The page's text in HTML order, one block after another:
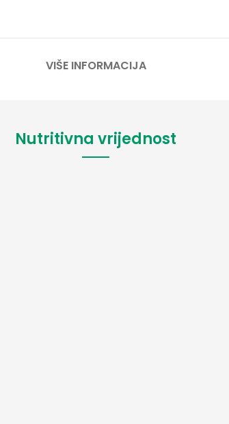
VIŠE INFORMACIJA
Nutritivna vrijednost